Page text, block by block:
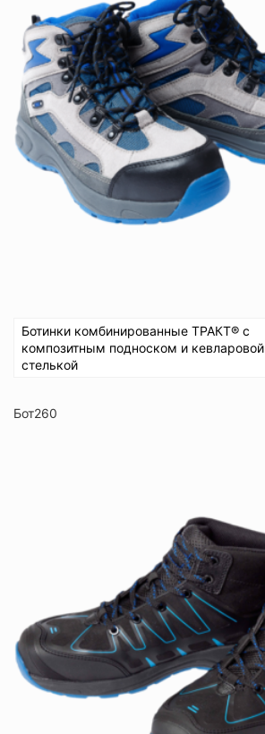
Ботинки комбинированные ТРАКТ® с
композитным подноском и кевларовой
стелькой
Бот260